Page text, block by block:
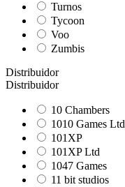
Turnos
Tycoon
Voo
Zumbis
Distribuidor
Distribuidor
10 Chambers
1010 Games Ltd
101XP
101XP Ltd
1047 Games
11 bit studios